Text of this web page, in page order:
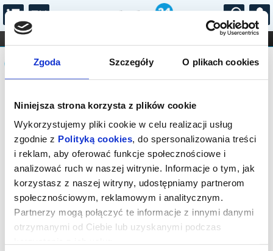
Zgoda Szczegóły O plikach cookies
Niniejsza strona korzysta z plików cookie
Wykorzystujemy pliki cookie w celu realizacji usług
zgodnie z Polityką cookies, do spersonalizowania treści
i reklam, aby oferować funkcje społecznościowe i
analizować ruch w naszej witrynie. Informacje o tym, jak
korzystasz z naszej witryny, udostępniamy partnerom
społecznościowym, reklamowym i analitycznym.
Partnerzy mogą połączyć te informacje z innymi danymi
otrzymanymi od Ciebie lub uzyskanymi podczas
...
FILHARMONIA OPERA I BALET
STAND-UP
DLA DZIECI
Komunikat
Sprzedaż on-line została zakończona,
sprawdź dostępność biletów w kasach
instytucji.